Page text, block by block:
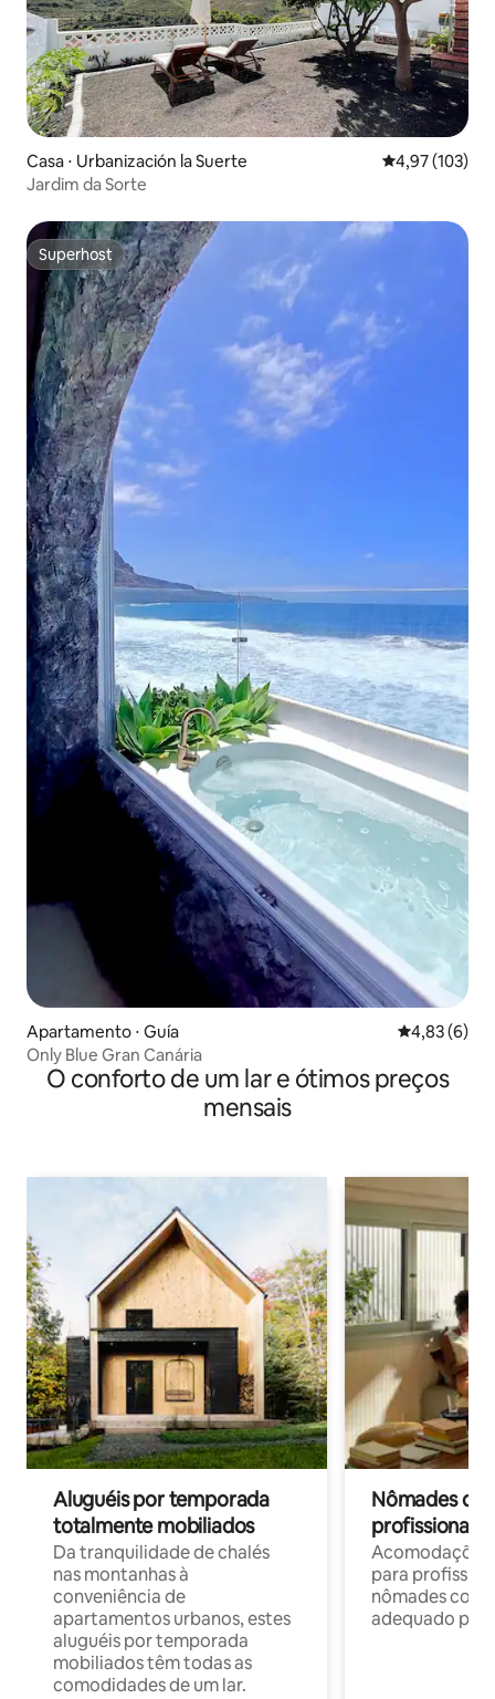
Casa ⋅ Urbanización la Suerte 4,97 de uma
4,97 (103)
Jardim da Sorte
Superhost
Superhost
Apartamento ⋅ Guía 4,83 de uma
4,83 (6)
Only Blue Gran Canária
O conforto de um lar e ótimos preços
mensais
Aluguéis por temporada
totalmente mobiliados
Da tranquilidade de chalés
nas montanhas à
conveniência de
apartamentos urbanos, estes
aluguéis por temporada
mobiliados têm todas as
comodidades de um lar.
Nômades
profissionais
para
nômades com
adequado